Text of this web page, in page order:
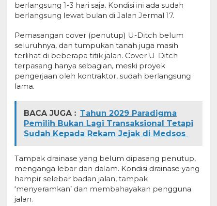
berlangsung 1-3 hari saja. Kondisi ini ada sudah
berlangsung lewat bulan di Jalan Jermal 17.
Pemasangan cover (penutup) U-Ditch belum
seluruhnya, dan tumpukan tanah juga masih
terlihat di beberapa titik jalan. Cover U-Ditch
terpasang hanya sebagian, meski proyek
pengerjaan oleh kontraktor, sudah berlangsung
lama.
BACA JUGA : Tahun 2029 Paradigma
Pemilih Bukan Lagi Transaksional Tetapi
Sudah Kepada Rekam Jejak di Medsos
Tampak drainase yang belum dipasang penutup,
menganga lebar dan dalam. Kondisi drainase yang
hampir selebar badan jalan, tampak
‘menyeramkan’ dan membahayakan pengguna
jalan.